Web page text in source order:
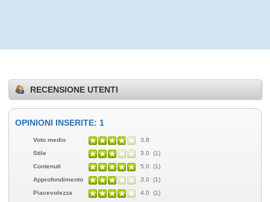
RECENSIONE UTENTI
OPINIONI INSERITE: 1
Voto medio
3.8
Stile
3.0 (1)
Contenuti
5.0 (1)
Approfondimento
3.0 (1)
Piacevolezza
4.0 (1)